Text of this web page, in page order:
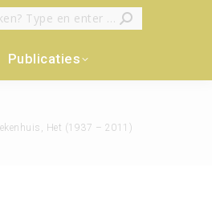
Publicaties
Het (1937 – 2011)